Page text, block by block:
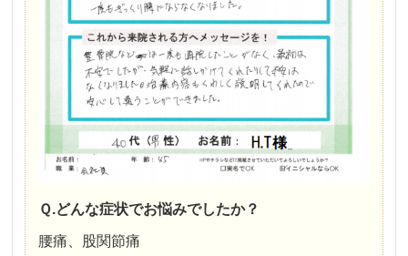
Ｑ.どんな症状でお悩みでしたか？
腰痛、股関節痛